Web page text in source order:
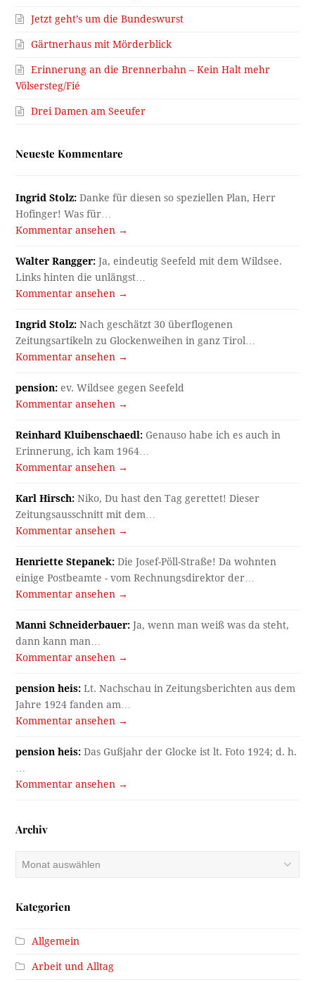
Jetzt geht’s um die Bundeswurst
Gärtnerhaus mit Mörderblick
Erinnerung an die Brennerbahn – Kein Halt mehr
Völsersteg/Fié
Drei Damen am Seeufer
Neueste Kommentare
Ingrid Stolz: Danke für diesen so speziellen Plan, Herr
Hofinger! Was für…
Kommentar ansehen →
Walter Rangger: Ja, eindeutig Seefeld mit dem Wildsee.
Links hinten die unlängst…
Kommentar ansehen →
Ingrid Stolz: Nach geschätzt 30 überflogenen
Zeitungsartikeln zu Glockenweihen in ganz Tirol…
Kommentar ansehen →
pension: ev. Wildsee gegen Seefeld
Kommentar ansehen →
Reinhard Kluibenschaedl: Genauso habe ich es auch in
Erinnerung, ich kam 1964…
Kommentar ansehen →
Karl Hirsch: Niko, Du hast den Tag gerettet! Dieser
Zeitungsausschnitt mit dem…
Kommentar ansehen →
Henriette Stepanek: Die Josef-Pöll-Straße! Da wohnten
einige Postbeamte - vom Rechnungsdirektor der…
Kommentar ansehen →
Manni Schneiderbauer: Ja, wenn man weiß was da steht,
dann kann man…
Kommentar ansehen →
pension heis: Lt. Nachschau in Zeitungsberichten aus dem
Jahre 1924 fanden am…
Kommentar ansehen →
pension heis: Das Gußjahr der Glocke ist lt. Foto 1924; d. h.
Kommentar ansehen →
Archiv
Kategorien
Allgemein
Arbeit und Alltag